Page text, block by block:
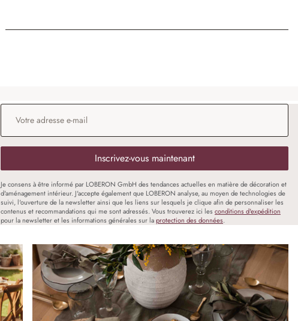
Adresse e-mail
Inscrivez-vous maintenant
Je consens à être informé par LOBERON GmbH des tendances actuelles en matière de décoration et
d'aménagement intérieur. J'accepte également que LOBERON analyse, au moyen de technologies de
suivi, l'ouverture de la newsletter ainsi que les liens sur lesquels je clique afin de personnaliser les
contenus et recommandations qui me sont adressés. Vous trouverez ici les conditions d'expédition
pour la newsletter et les informations générales sur laprotection des données.